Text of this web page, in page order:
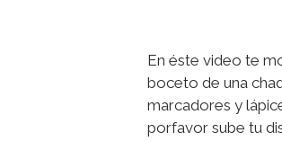
En éste video te
boceto de una
marcadores y
porfavor sube tu